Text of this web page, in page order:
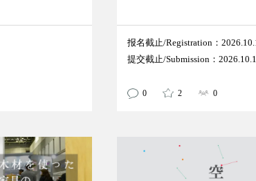
报名截止/Registration：
提交截止/Submission：
0 2 0